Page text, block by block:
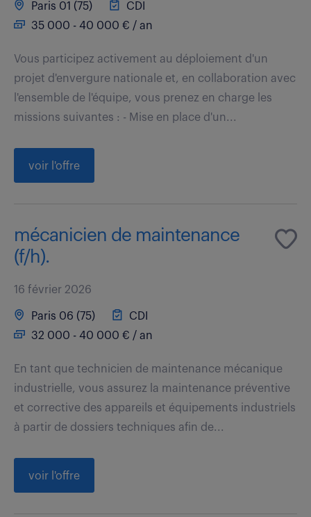
Paris 01 (75)
CDI
35 000 - 40 000 € / an
Vous participez activement au déploiement d'un
projet d'envergure nationale et, en collaboration avec
l'ensemble de l'équipe, vous prenez en charge les
missions suivantes : - Mise en place d'un...
voir l'offre
mécanicien de maintenance
(f/h).
16 février 2026
Paris 06 (75)
CDI
32 000 - 40 000 € / an
En tant que technicien de maintenance mécanique
industrielle, vous assurez la maintenance préventive
et corrective des appareils et équipements industriels
à partir de dossiers techniques afin de...
voir l'offre